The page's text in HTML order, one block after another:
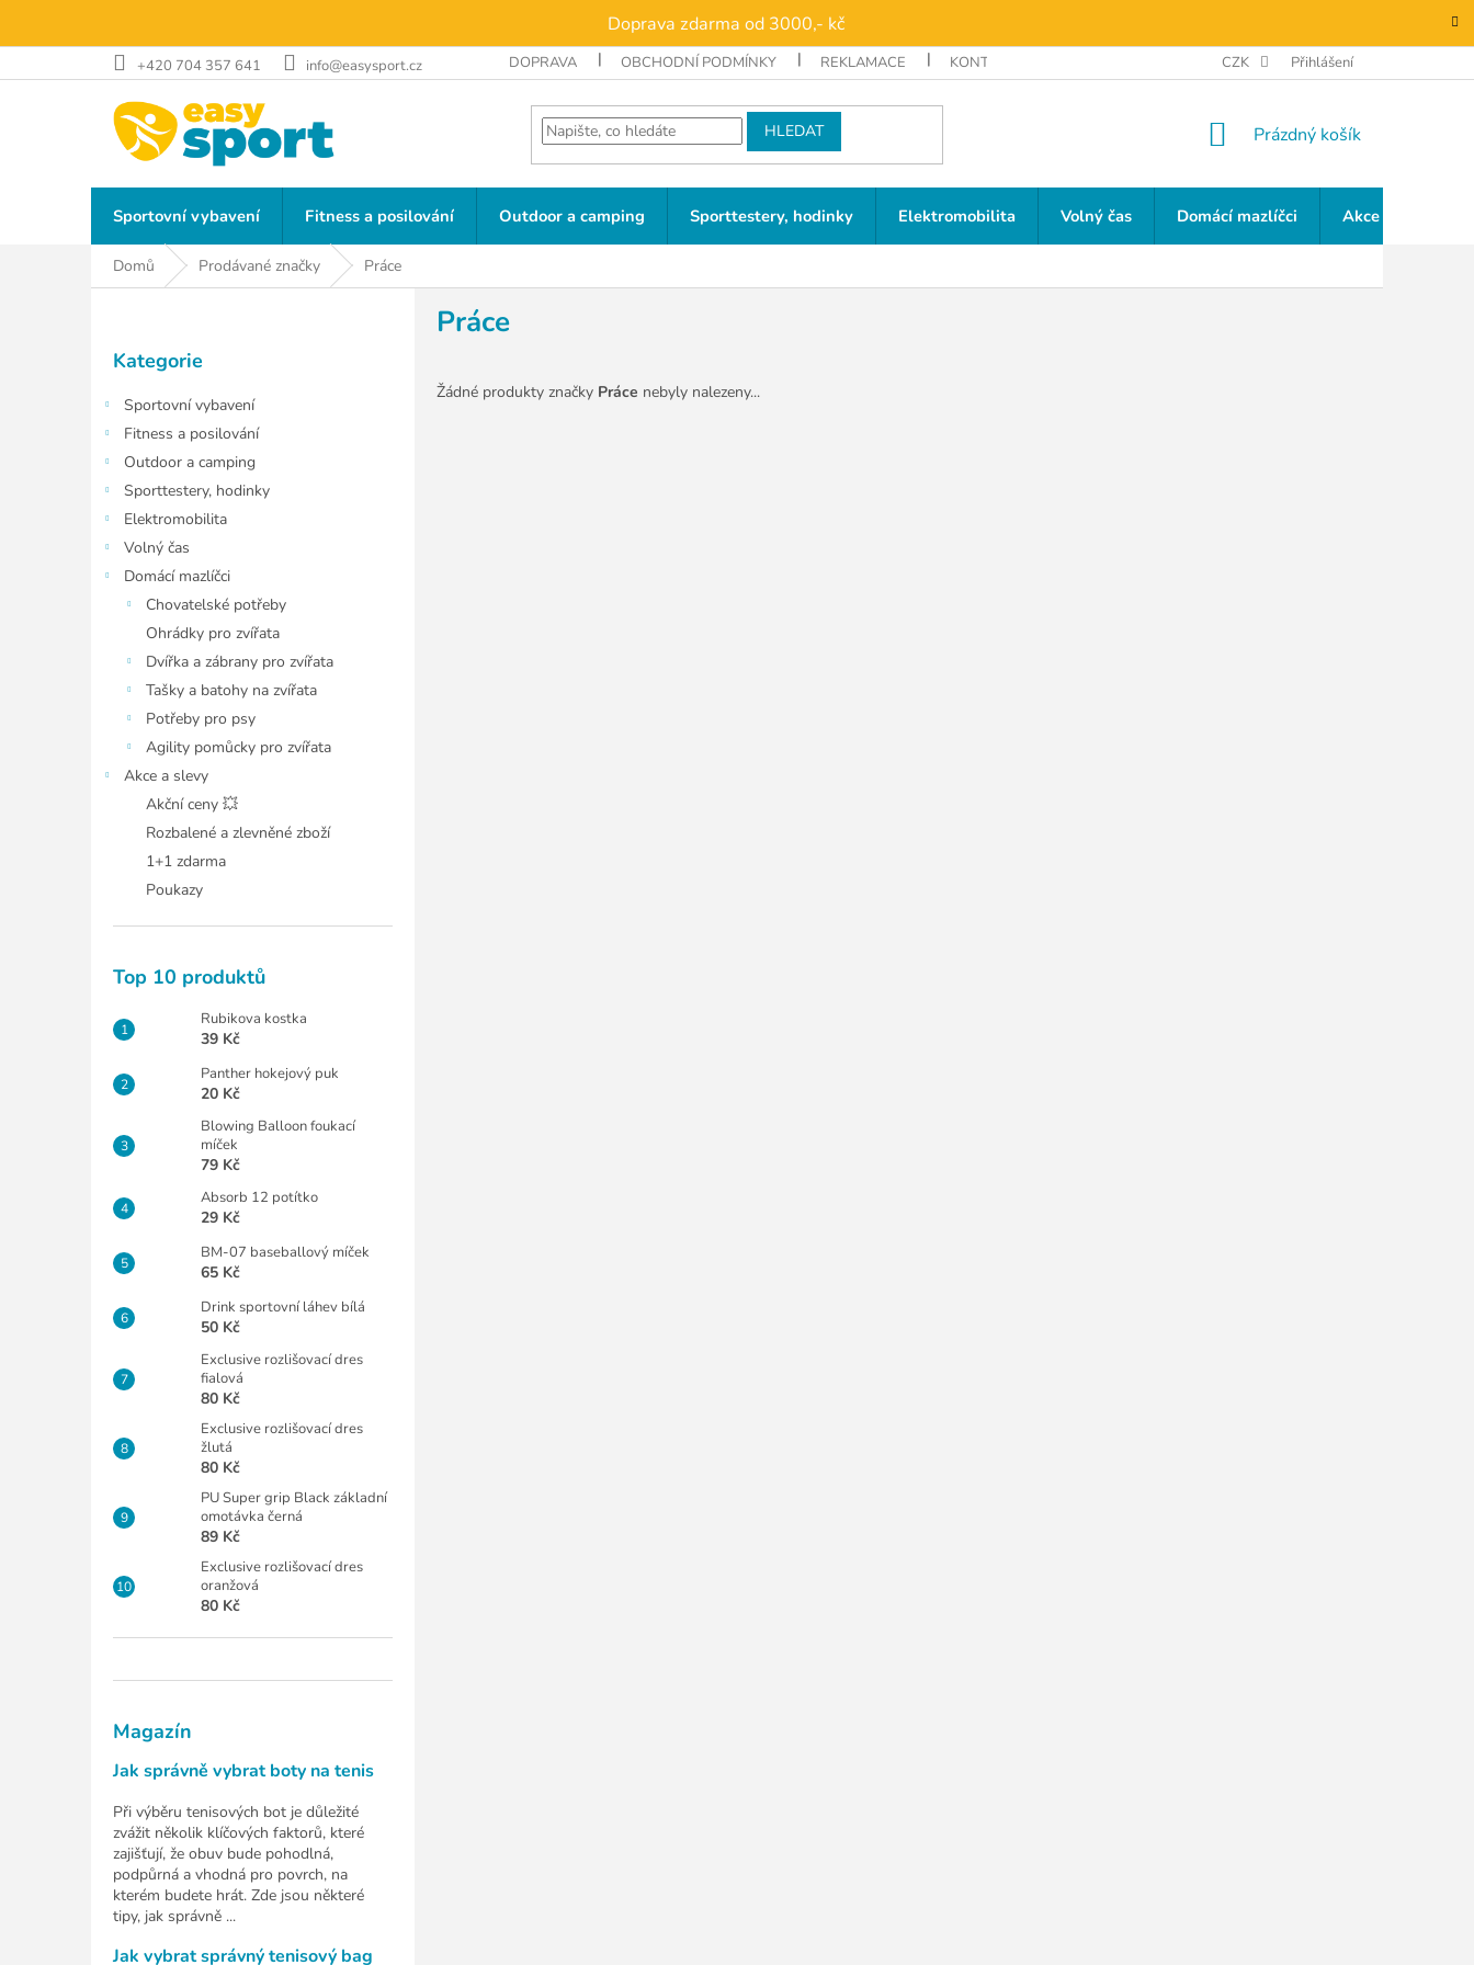
obsah
Doprava zdarma od 3000,- kč
+420 704 357 641 info@easysport.cz DOPRAVA OBCHODNÍ PODMÍNKY REKLAMACE KONTAKTY CZK Přihlášení
HLEDAT
NÁKUPNÍ
Prázdný košík
Sportovní vybavení Fitness a posilování Outdoor a camping Sporttestery, hodinky Elektromobilita Volný čas Domácí mazlíčci Akce a slevy
Domů Prodávané značky Práce
P
kategorie
Kategorie
Sportovní vybavení
Fitness a posilování
Outdoor a camping
Sporttestery, hodinky
Elektromobilita
Volný čas
Domácí mazlíčci
Chovatelské potřeby
Ohrádky pro zvířata
Dvířka a zábrany pro zvířata
Tašky a batohy na zvířata
Potřeby pro psy
Agility pomůcky pro zvířata
Akce a slevy
Akční ceny 💥
Rozbalené a zlevněné zboží
1+1 zdarma
Poukazy
Top 10 produktů
Rubikova kostka
39 Kč
Panther hokejový puk
20 Kč
Blowing Balloon foukací
míček
79 Kč
Absorb 12 potítko
29 Kč
BM-07 baseballový míček
65 Kč
Drink sportovní láhev bílá
50 Kč
Exclusive rozlišovací dres
fialová
80 Kč
Exclusive rozlišovací dres
žlutá
80 Kč
PU Super grip Black základní
omotávka černá
89 Kč
Exclusive rozlišovací dres
oranžová
80 Kč
Magazín
Jak správně vybrat boty na tenis
Při výběru tenisových bot je důležité
zvážit několik klíčových faktorů, které
zajišťují, že obuv bude pohodlná,
podpůrná a vhodná pro povrch, na
kterém budete hrát. Zde jsou některé
tipy, jak správně ...
Jak vybrat správný tenisový bag
Práce
Žádné produkty značky Práce nebyly nalezeny...